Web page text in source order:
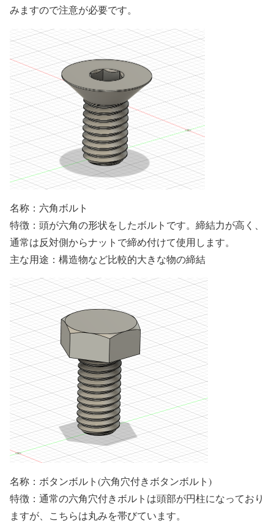
みますので注意が必要です。
名称：六角ボルト
特徴：頭が六角の形状をしたボルトです。締結力が高く、
通常は反対側からナットで締め付けて使用します。
主な用途：構造物など比較的大きな物の締結
名称：ボタンボルト(六角穴付きボタンボルト)
特徴：通常の六角穴付きボルトは頭部が円柱になっており
ますが、こちらは丸みを帯びています。